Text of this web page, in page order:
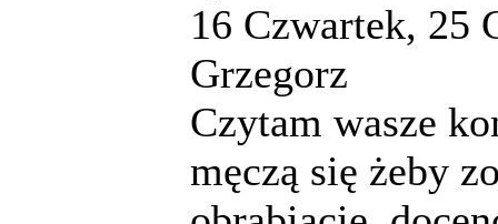
16 Czwartek, 25
Grzegorz
Czytam wasze
męczą się żeby